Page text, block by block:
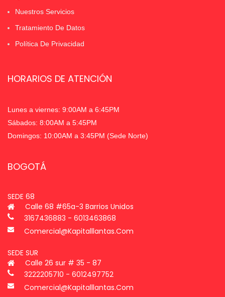
Nuestros Servicios
Tratamiento De Datos
Política De Privacidad
HORARIOS DE ATENCIÓN
Lunes a viernes: 9:00AM a 6:45PM
Sábados: 8:00AM a 5:45PM
Domingos: 10:00AM a 3:45PM (Sede Norte)
BOGOTÁ
SEDE 68
Calle 68 #65a-3 Barrios Unidos
3167436883 - 6013463868
Comercial@kapitalllantas.com
SEDE SUR
Calle 26 sur # 35 - 87
3222205710 - 6012497752
Comercial@kapitalllantas.com